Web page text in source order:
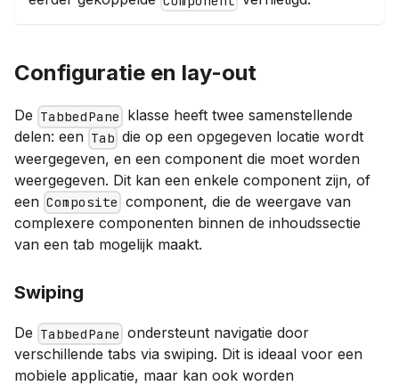
Configuratie en lay-out
De TabbedPane klasse heeft twee samenstellende
delen: een Tab die op een opgegeven locatie wordt
weergegeven, en een component die moet worden
weergegeven. Dit kan een enkele component zijn, of
een Composite component, die de weergave van
complexere componenten binnen de inhoudssectie
van een tab mogelijk maakt.
Swiping
De TabbedPane ondersteunt navigatie door
verschillende tabs via swiping. Dit is ideaal voor een
mobiele applicatie, maar kan ook worden